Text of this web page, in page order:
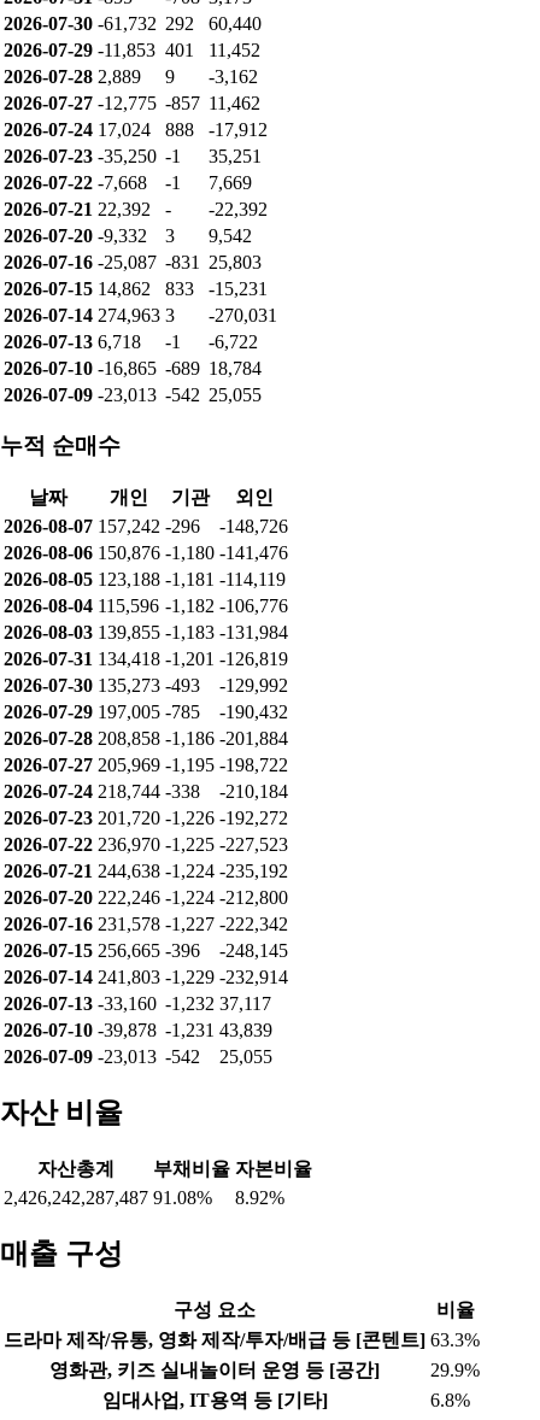
2026-07-30 -61,732 292
60,440
2026-07-29 -11,853 401
11,452
2026-07-28 2,889 9
-3,162
2026-07-27 -12,775 -857 11,462
2026-07-24 17,024 888
-17,912
2026-07-23 -35,250 -1
35,251
2026-07-22 -7,668 -1
7,669
2026-07-21 22,392 -
-22,392
2026-07-20 -9,332 3
9,542
2026-07-16 -25,087 -831 25,803
2026-07-15 14,862 833
-15,231
2026-07-14 274,963 3
-270,031
2026-07-13 6,718 -1
-6,722
2026-07-10 -16,865 -689 18,784
2026-07-09 -23,013 -542 25,055
누적 순매수
날짜 개인 기관
외인
2026-08-07 157,242 -296
-148,726
2026-08-06 150,876 -1,180 -141,476
2026-08-05 123,188 -1,181 -114,119
2026-08-04 115,596 -1,182 -106,776
2026-08-03 139,855 -1,183 -131,984
2026-07-31 134,418 -1,201 -126,819
2026-07-30 135,273 -493
-129,992
2026-07-29 197,005 -785
-190,432
2026-07-28 208,858 -1,186 -201,884
2026-07-27 205,969 -1,195 -198,722
2026-07-24 218,744 -338
-210,184
2026-07-23 201,720 -1,226 -192,272
2026-07-22 236,970 -1,225 -227,523
2026-07-21 244,638 -1,224 -235,192
2026-07-20 222,246 -1,224 -212,800
2026-07-16 231,578 -1,227 -222,342
2026-07-15 256,665 -396
-248,145
2026-07-14 241,803 -1,229 -232,914
2026-07-13 -33,160 -1,232 37,117
2026-07-10 -39,878 -1,231 43,839
2026-07-09 -23,013 -542 25,055
자산 비율
자산총계 부채비율 자본비율
2,426,242,287,487 91.08% 8.92%
매출 구성
구성 요소
비율
드라마 제작/유통, 영화 제작/투자/배급 등 [콘텐트] 63.3%
영화관, 키즈 실내놀이터 운영 등 [공간]
29.9%
임대사업, IT용역 등 [기타]
6.8%